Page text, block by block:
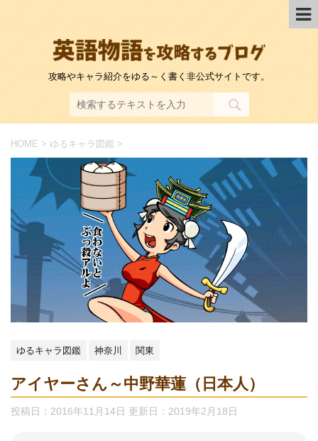
攻略やキャラ紹介をゆる～く書く非公式サイトです。
HOME > ゆるキャラ図鑑 >
ゆるキャラ図鑑 神奈川 関東
アイヤーさん～中野華蓮（日本人）
投稿日：2016年11月14日 更新日： 2019年2月18日